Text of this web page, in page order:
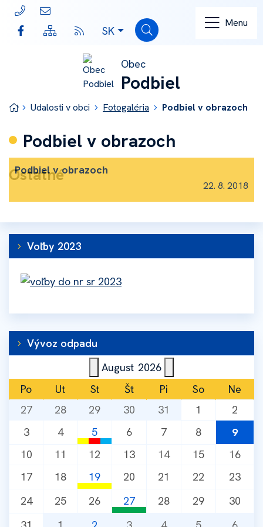
Rovno na obsah
Rovno na menu
043/ 538 10 31
podbiel@podbiel.sk
Mapa webu
RSS SKSlovensky
Hľadať
Obec
Podbiel
Menu
Úvodná stránka
Udalosti v obci Fotogaléria Podbiel v obrazoch
Podbiel v obrazoch
Ostatné
Podbiel v obrazoch
22. 8. 2018
Voľby 2023
Vývoz odpadu
August 2026
Po
Ut St Št Pi So
Ne
27
28 29 30 31 1
2
3
4
5
KO 1x mesačne vývoz
KO 1x za 2 mesiace
Podbiel (Tvrdošín)
6 7 8
9
10
11 12 13 14 15
16
17
18
19
KO 2x mesačne vývoz
Podbiel (Tvrdošín)
20 21 22
23
24
25 26
27
Separovaný zber
28 29
30